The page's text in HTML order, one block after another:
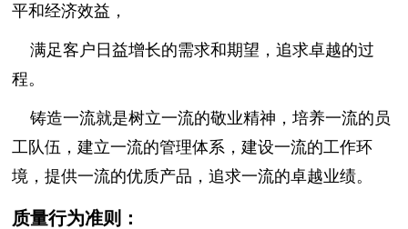
平和经济效益，
满足客户日益增长的需求和期望，追求卓越的过
程。
铸造一流就是树立一流的敬业精神，培养一流的员
工队伍，建立一流的管理体系，建设一流的工作环
境，提供一流的优质产品，追求一流的卓越业绩。
质量行为准则：